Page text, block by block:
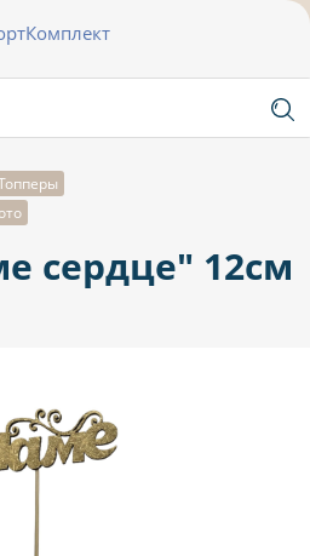
сердце" 12см